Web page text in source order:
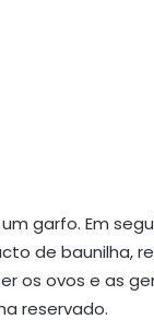
garfo. Em
de baunilha,
os ovos e as
reservado.